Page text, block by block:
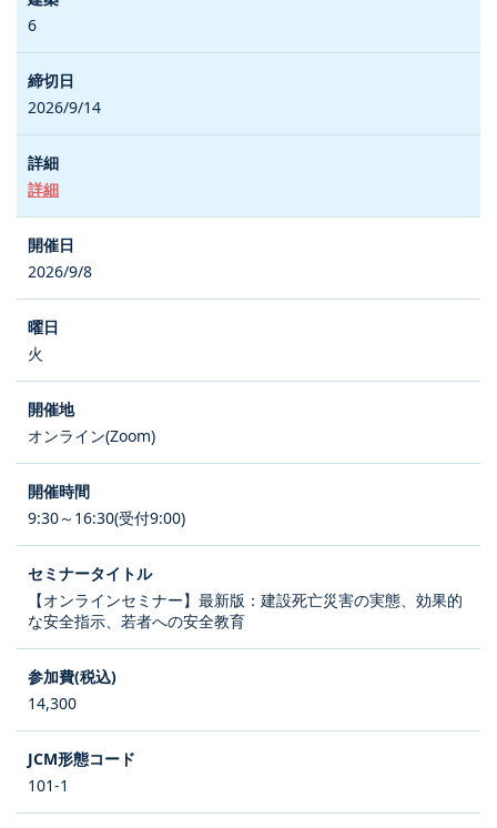
6
2026/9/14
詳細
2026/9/8
火
オンライン(Zoom)
9:30～16:30(受付9:00)
【オンラインセミナー】最新版：建設死亡災害の実態、効果的
な安全指示、若者への安全教育
14,300
101-1